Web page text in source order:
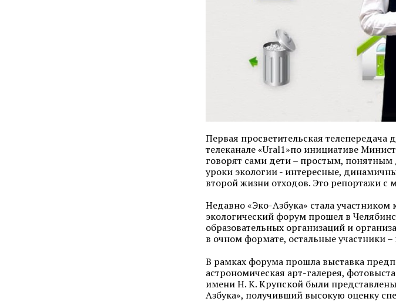
Первая просветительская
телеканале «Ural1»по инициативе
говорят сами дети – простым,
уроки экологии - интересные,
второй жизни отходов. Это репортажи с
Недавно «Эко-Азбука» стала
экологический форум прошел в
образовательных организаций и
в очном формате, остальные участники
В рамках форума прошла выставка
астрономическая арт-галерея,
имени Н. К. Крупской были
Азбука», получивший высокую оценку